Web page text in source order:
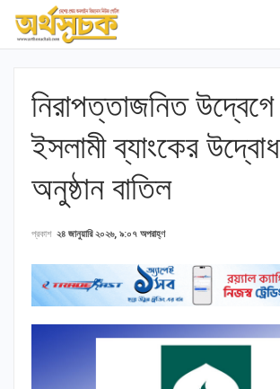
নিরাপত্তাজনিত উদ্বেগে
ইসলামী ব্যাংকের
অনুষ্ঠান বাতিল
প্রকাশ ২৪ জানুয়ারি ২০২৬, ৯:০৭ অপরাহ্ণ